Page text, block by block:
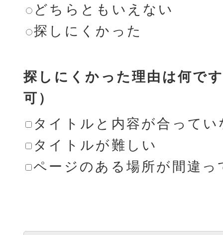
どちらともいえない
探しにくかった
探しにくかった理由は何で
可）
タイトルと内容が合ってい
タイトルが難しい
ページのある場所が間違っ